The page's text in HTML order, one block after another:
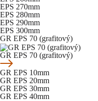
EPS 270mm
EPS 280mm
EPS 290mm
EPS 300mm
GR EPS 70 (grafitový)
GR EPS 70 (grafitový)
GR EPS 10mm
GR EPS 20mm
GR EPS 30mm
GR EPS 40mm